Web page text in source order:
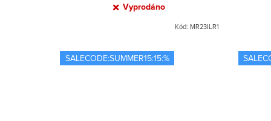
Vyprodáno
Kód: MR23ILR1
SALECODE:SUMMER15:15:%